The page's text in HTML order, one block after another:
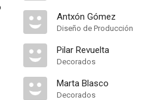
Antxón Gómez
Diseño de Producción
Pilar Revuelta
Decorados
Marta Blasco
Decorados